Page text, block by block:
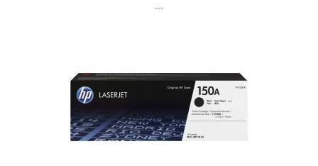
```